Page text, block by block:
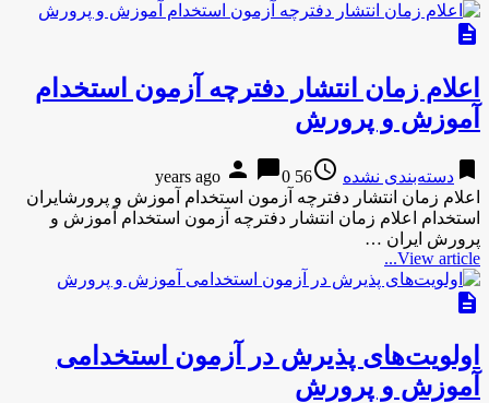
description
اعلام زمان انتشار دفترچه آزمون استخدام
آموزش و پرورش
bookmark دسته‌بندی نشده access_time
56 years ago
person chat_bubble0
اعلام زمان انتشار دفترچه آزمون استخدام آموزش و پرورشایران
استخدام اعلام زمان انتشار دفترچه آزمون استخدام آموزش و
پرورش ایران …
View article...
description
اولویت‌های پذیرش در آزمون استخدامی
آموزش و پرورش